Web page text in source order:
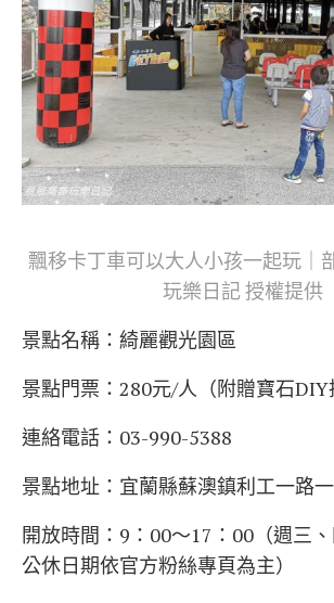
飄移卡丁車可以大人小孩一起玩｜
玩樂日記 授權提供
景點名稱： 綺麗觀光園區
景點門票：280元/人（附贈寶石DIY
連絡電話：03-990-5388
景點地址：宜蘭縣蘇澳鎮利工一路
開放時間：9：00～17：00（週三
公休日期依官方粉絲專頁為主）